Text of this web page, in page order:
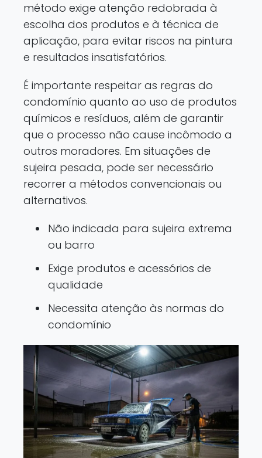
método exige atenção redobrada à
escolha dos produtos e à técnica de
aplicação, para evitar riscos na pintura
e resultados insatisfatórios.
É importante respeitar as regras do
condomínio quanto ao uso de produtos
químicos e resíduos, além de garantir
que o processo não cause incômodo a
outros moradores. Em situações de
sujeira pesada, pode ser necessário
recorrer a métodos convencionais ou
alternativos.
Não indicada para sujeira extrema
ou barro
Exige produtos e acessórios de
qualidade
Necessita atenção às normas do
condomínio